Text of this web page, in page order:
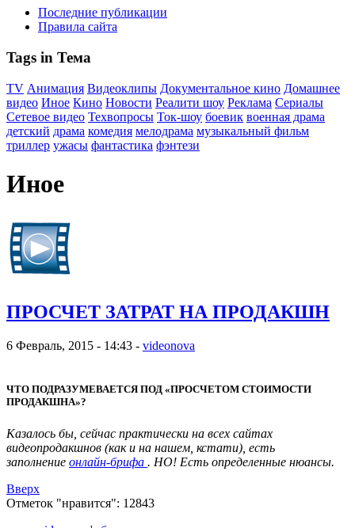
Последние публикации
Правила сайта
Tags in Тема
TV Анимация Видеоклипы Документальное кино Домашнее
видео Иное Кино Новости Реалити шоу Реклама Сериалы
Сетевое видео Техвопросы Ток-шоу боевик военная драма
детский драма комедия мелодрама музыкальный фильм
триллер ужасы фантастика фэнтези
Иное
ПРОСЧЕТ ЗАТРАТ НА ПРОДАКШН
6 Февраль, 2015 - 14:43 - videonova
ЧТО ПОДРАЗУМЕВАЕТСЯ ПОД «ПРОСЧЕТОМ СТОИМОСТИ
ПРОДАКШНА»?
Казалось бы, сейчас практически на всех сайтах
видеопродакшнов (как и на нашем, кстати), есть
заполнение онлайн-брифа . НО! Есть определенные нюансы.
Вверх
Отметок "нравится": 12843